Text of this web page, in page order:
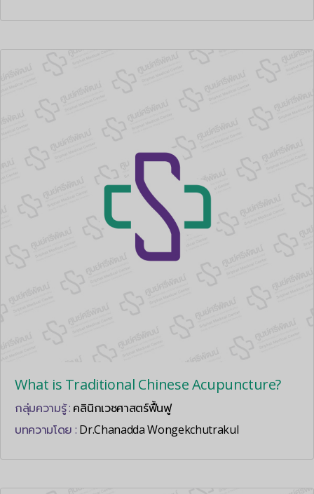
What is Traditional Chinese Acupuncture?
กลุ่มความรู้ : คลินิกเวชศาสตร์ฟื้นฟู
บทความโดย : Dr.Chanadda Wongekchutrakul